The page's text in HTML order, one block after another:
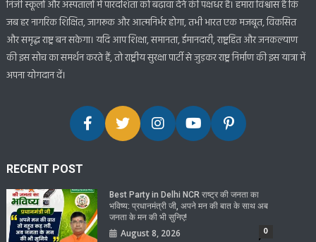
निजी स्कूलों और अस्पतालों में पारदर्शिता को बढ़ावा देने की पक्षधर है। हमारा विश्वास है कि
जब हर नागरिक शिक्षित, जागरूक और आत्मनिर्भर होगा, तभी भारत एक मजबूत, विकसित
और समृद्ध राष्ट्र बन सकेगा। यदि आप शिक्षा, समानता, ईमानदारी, राष्ट्रहित और जनकल्याण
की इस सोच का समर्थन करते हैं, तो राष्ट्रीय सुरक्षा पार्टी से जुड़कर राष्ट्र निर्माण की इस यात्रा में
अपना योगदान दें।
RECENT POST
Best Party in Delhi NCR राष्ट्र की जनता का
भविष्य: प्रधानमंत्री जी, अपने मन की बात के साथ अब
जनता के मन की भी सुनिए!
August 8, 2026 0